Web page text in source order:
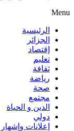
Menu
الرئيسية
الجزائر
إقتصاد
تعليم
ثقافة
رياضة
صحة
مجتمع
الدين و الحياة
دولي
إعلانات وإشهار